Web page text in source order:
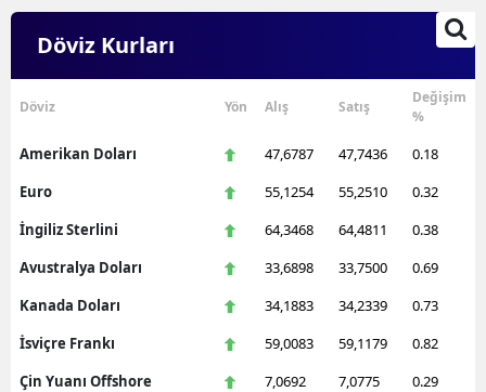
Döviz Kurları
Döviz Yön Alış Satış
Değişim
%
Amerikan Doları 47,6787 47,7436
0.18
Euro
55,1254 55,2510
0.32
İngiliz Sterlini
64,3468 64,4811
0.38
Avustralya Doları
33,6898 33,7500
0.69
Kanada Doları
34,1883 34,2339
0.73
İsviçre Frankı
59,0083 59,1179
0.82
Çin Yuanı Offshore
7,0692 7,0775
0.29